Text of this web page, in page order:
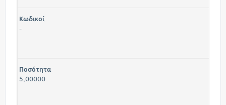
Κωδικοί
-
Ποσότητα
5,00000